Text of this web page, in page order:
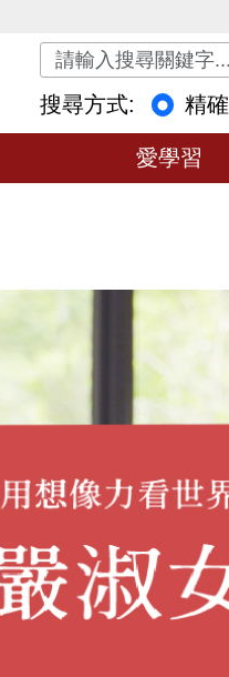
關鍵字搜尋
搜尋方式:
精確
愛學習